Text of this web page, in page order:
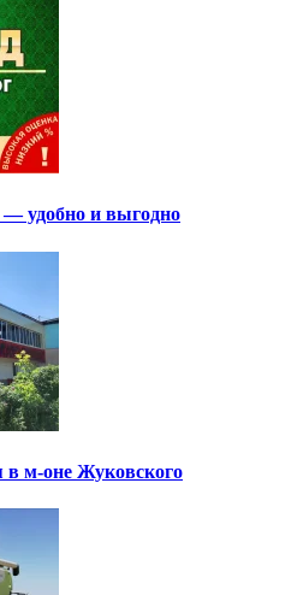
удобно и выгодно
м-оне Жуковского